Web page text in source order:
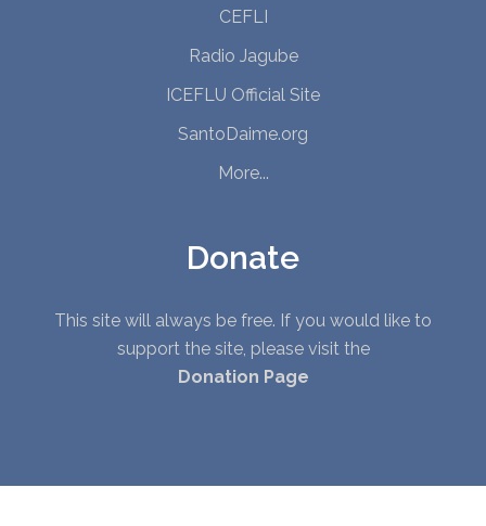
CEFLI
Radio Jagube
ICEFLU Official Site
SantoDaime.org
More...
Donate
This site will always be free. If you would like to
support the site, please visit the
Donation Page